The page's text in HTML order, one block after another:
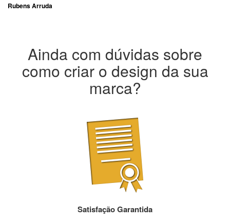
Rubens Arruda
Ainda com dúvidas sobre
como criar o design da sua
marca?
Satisfação Garantida